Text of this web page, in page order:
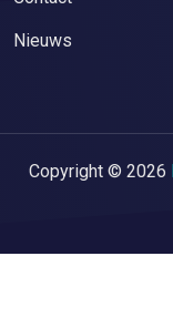
Nieuws
Copyright © 2026